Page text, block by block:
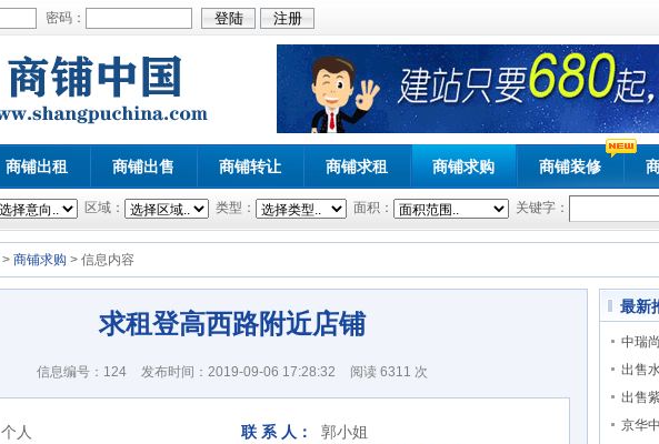
密码：
商铺出租 商铺出售 商铺转让 商铺求租 商铺求购 商铺装修
区域： 类型： 面积： 关键字：
> 商铺求购 > 信息内容
求租登高西路附近店铺
信息编号：124 发布时间：2019-09-06 17:28:32 阅读 6311 次
个人 联 系 人：
郭小姐
最新
中瑞
出售
出售
京华